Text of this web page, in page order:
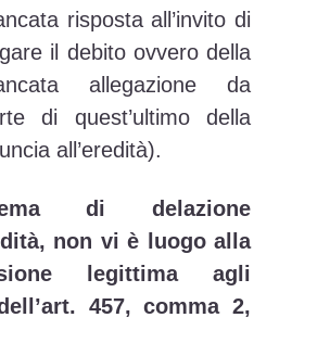
risposta all’invito di
il debito ovvero della
allegazione da
di quest’ultimo della
all’eredità).
di delazione
non vi è luogo alla
legittima agli
457, comma 2,